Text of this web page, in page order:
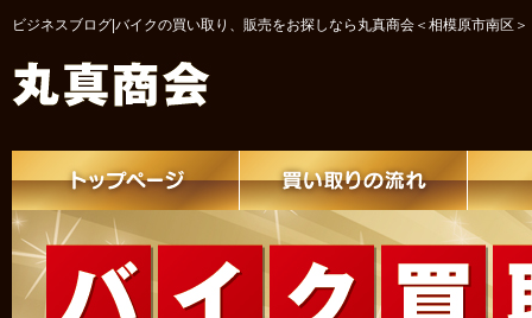
ビジネスブログ|バイクの買い取り、販売をお探しなら丸真商会＜相模原市南区＞